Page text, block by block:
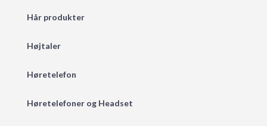
Hår produkter
Højtaler
Høretelefon
Høretelefoner og Headset